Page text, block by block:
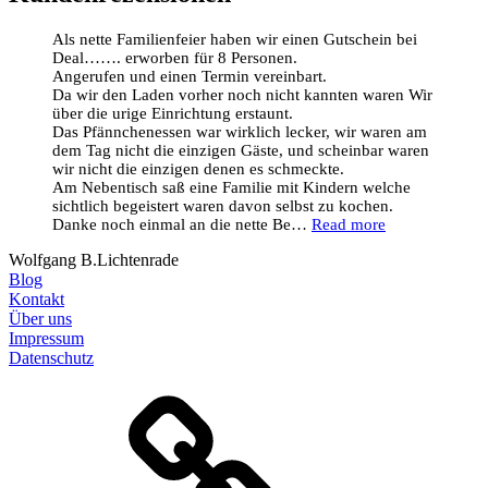
Als nette Familienfeier haben wir einen Gutschein bei
Deal……. erworben für 8 Personen.
Angerufen und einen Termin vereinbart.
Da wir den Laden vorher noch nicht kannten waren Wir
über die urige Einrichtung erstaunt.
Das Pfännchenessen war wirklich lecker, wir waren am
dem Tag nicht die einzigen Gäste, und scheinbar waren
wir nicht die einzigen denen es schmeckte.
Am Nebentisch saß eine Familie mit Kindern welche
sichtlich begeistert waren davon selbst zu kochen.
Danke noch einmal an die nette Be… Read more
Wolfgang B.Lichtenrade
Blog
Kontakt
Über uns
Impressum
Datenschutz